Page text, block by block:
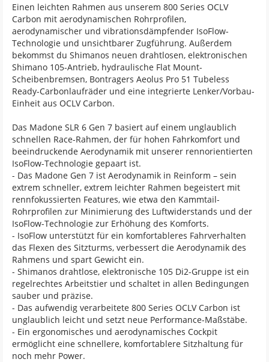
Einen leichten Rahmen aus unserem 800 Series OCLV
Carbon mit aerodynamischen Rohrprofilen,
aerodynamischer und vibrationsdämpfender IsoFlow-
Technologie und unsichtbarer Zugführung. Außerdem
bekommst du Shimanos neuen drahtlosen, elektronischen
Shimano 105-Antrieb, hydraulische Flat Mount-
Scheibenbremsen, Bontragers Aeolus Pro 51 Tubeless
Ready-Carbonlaufräder und eine integrierte Lenker/Vorbau-
Einheit aus OCLV Carbon.
Das Madone SLR 6 Gen 7 basiert auf einem unglaublich
schnellen Race-Rahmen, der für hohen Fahrkomfort und
beeindruckende Aerodynamik mit unserer rennorientierten
IsoFlow-Technologie gepaart ist.
- Das Madone Gen 7 ist Aerodynamik in Reinform – sein
extrem schneller, extrem leichter Rahmen begeistert mit
rennfokussierten Features, wie etwa den Kammtail-
Rohrprofilen zur Minimierung des Luftwiderstands und der
IsoFlow-Technologie zur Erhöhung des Komforts.
- IsoFlow unterstützt für ein komfortableres Fahrverhalten
das Flexen des Sitzturms, verbessert die Aerodynamik des
Rahmens und spart Gewicht ein.
- Shimanos drahtlose, elektronische 105 Di2-Gruppe ist ein
regelrechtes Arbeitstier und schaltet in allen Bedingungen
sauber und präzise.
- Das aufwendig verarbeitete 800 Series OCLV Carbon ist
unglaublich leicht und setzt neue Performance-Maßstäbe.
- Ein ergonomisches und aerodynamisches Cockpit
ermöglicht eine schnellere, komfortablere Sitzhaltung für
noch mehr Power.